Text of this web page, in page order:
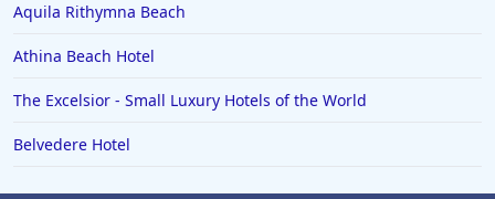
Aquila Rithymna Beach
Athina Beach Hotel
The Excelsior - Small Luxury Hotels of the World
Belvedere Hotel